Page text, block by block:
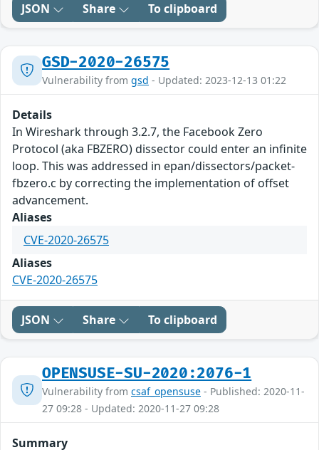
JSON Share To clipboard
GSD-2020-26575
Vulnerability from gsd - Updated: 2023-12-13 01:22
Details
In Wireshark through 3.2.7, the Facebook Zero
Protocol (aka FBZERO) dissector could enter an infinite
loop. This was addressed in epan/dissectors/packet-
fbzero.c by correcting the implementation of offset
advancement.
Aliases
CVE-2020-26575
Aliases
CVE-2020-26575
JSON Share To clipboard
OPENSUSE-SU-2020:2076-1
Vulnerability from csaf_opensuse - Published: 2020-11-
27 09:28 - Updated: 2020-11-27 09:28
Summary